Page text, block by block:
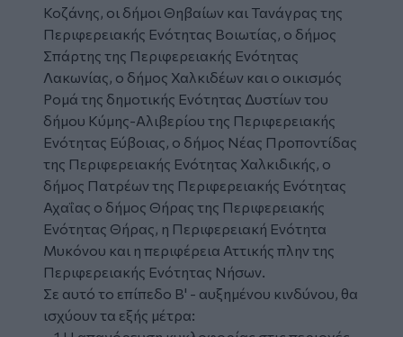
Κοζάνης, οι δήμοι Θηβαίων και Τανάγρας της
Περιφερειακής Ενότητας Βοιωτίας, ο δήμος
Σπάρτης της Περιφερειακής Ενότητας
Λακωνίας, ο δήμος Χαλκιδέων και ο οικισμός
Ρομά της δημοτικής Ενότητας Δυστίων του
δήμου Κύμης-Αλιβερίου της Περιφερειακής
Ενότητας Εύβοιας, ο δήμος Νέας Προποντίδας
της Περιφερειακής Ενότητας Χαλκιδικής, ο
δήμος Πατρέων της Περιφερειακής Ενότητας
Αχαΐας ο δήμος Θήρας της Περιφερειακής
Ενότητας Θήρας, η Περιφερειακή Ενότητα
Μυκόνου και η περιφέρεια Αττικής πλην της
Περιφερειακής Ενότητας Νήσων.
Σε αυτό το επίπεδο Β' - αυξημένου κινδύνου, θα
ισχύουν τα εξής μέτρα: